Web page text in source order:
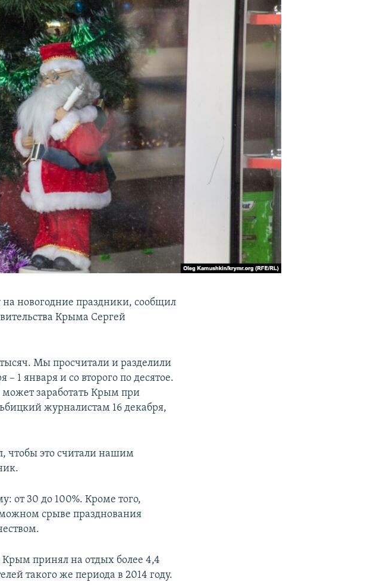
новогодние праздники, сообщил
Крыма Сергей
Мы просчитали и разделили
1 января и со второго по десятое.
заработать Крым при
журналистам 16 декабря,
чтобы это считали нашим
от 30 до 100%. Кроме того,
срыве празднования
принял на отдых более 4,4
такого же периода в 2014 году.